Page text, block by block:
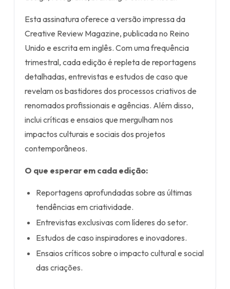
Esta assinatura oferece a versão impressa da
Creative Review Magazine, publicada no Reino
Unido e escrita em inglês. Com uma frequência
trimestral, cada edição é repleta de reportagens
detalhadas, entrevistas e estudos de caso que
revelam os bastidores dos processos criativos de
renomados profissionais e agências. Além disso,
inclui críticas e ensaios que mergulham nos
impactos culturais e sociais dos projetos
contemporâneos.
O que esperar em cada edição:
Reportagens aprofundadas sobre as últimas
tendências em criatividade.
Entrevistas exclusivas com líderes do setor.
Estudos de caso inspiradores e inovadores.
Ensaios críticos sobre o impacto cultural e social
das criações.